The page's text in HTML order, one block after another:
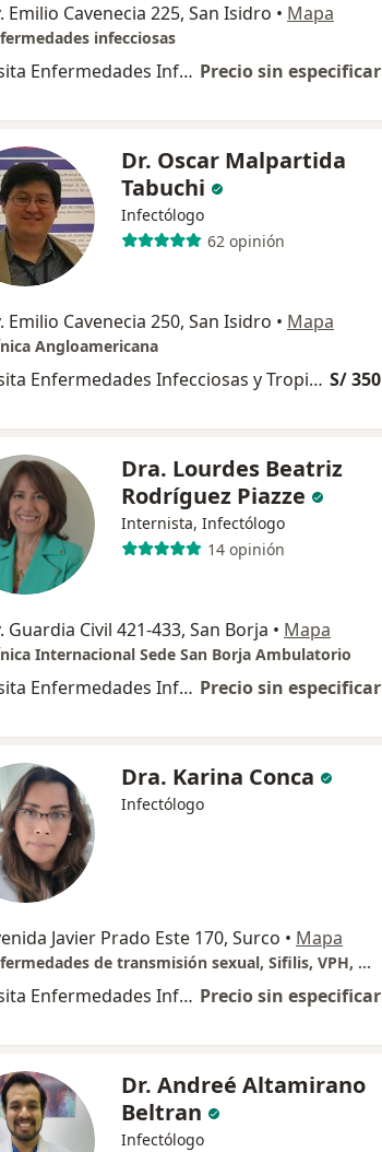
Emilio Cavenecia 225, San Isidro • Mapa
infecciosas
Visita Enfermedades Infecciosas y Tropicales Precio sin especificar
Dr. Oscar Malpartida
Tabuchi
Infectólogo
62 opinión
Emilio Cavenecia 250, San Isidro • Mapa
Angloamericana
Visita Enfermedades Infecciosas y Tropicales S/ 350
Dra. Lourdes Beatriz
Rodríguez Piazze
Internista, Infectólogo
14 opinión
Guardia Civil 421-433, San Borja • Mapa
Internacional Sede San Borja Ambulatorio
Visita Enfermedades Infecciosas y Tropicales Precio sin especificar
Dra. Karina Conca
Infectólogo
Javier Prado Este 170, Surco • Mapa
Enfermedades de transmisión sexual, Sifilis, VPH, Hepatitis, VIH. Enfermedades Infecciosas y tropicales.
Visita Enfermedades Infecciosas y Tropicales Precio sin especificar
Dr. Andreé Altamirano
Beltran
Infectólogo